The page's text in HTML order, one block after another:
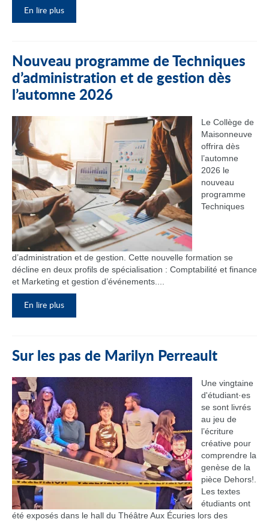
En lire plus
Nouveau programme de Techniques
d’administration et de gestion dès
l’automne 2026
Le Collège de
Maisonneuve
offrira dès
l’automne
2026 le
nouveau
programme
Techniques
d’administration et de gestion. Cette nouvelle formation se
décline en deux profils de spécialisation : Comptabilité et finance
et Marketing et gestion d’événements....
En lire plus
Sur les pas de Marilyn Perreault
Une vingtaine
d'étudiant·es
se sont livrés
au jeu de
l’écriture
créative pour
comprendre la
genèse de la
pièce Dehors!.
Les textes
étudiants ont
été exposés dans le hall du Théâtre Aux Écuries lors des